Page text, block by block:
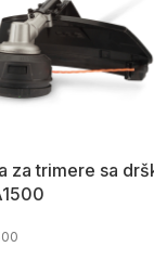
za trimere sa